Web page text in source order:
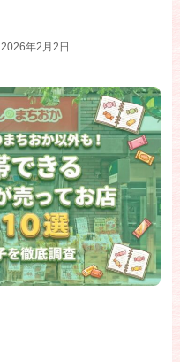
2026年2月2日